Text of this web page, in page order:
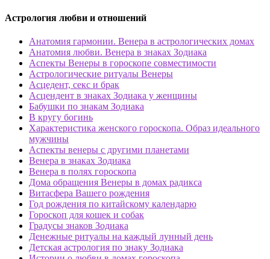
Астрология любви и отношений
Анатомия гармонии. Венера в астрологических домах
Анатомия любви. Венера в знаках Зодиака
Аспекты Венеры в гороскопе совместимости
Астрологические ритуалы Венеры
Асцедент, секс и брак
Асцендент в знаках Зодиака у женщины
Бабушки по знакам Зодиака
В кругу богинь
Характеристика женского гороскопа. Образ идеального
мужчины
Аспекты венеры с другими планетами
Венера в знаках Зодиака
Венера в полях гороскопа
Дома обращения Венеры в домах радикса
Витасфера Вашего рождения
Год рождения по китайскому календарю
Гороскоп для кошек и собак
Градусы знаков Зодиака
Денежные ритуалы на каждый лунный день
Детская астрология по знаку Зодиака